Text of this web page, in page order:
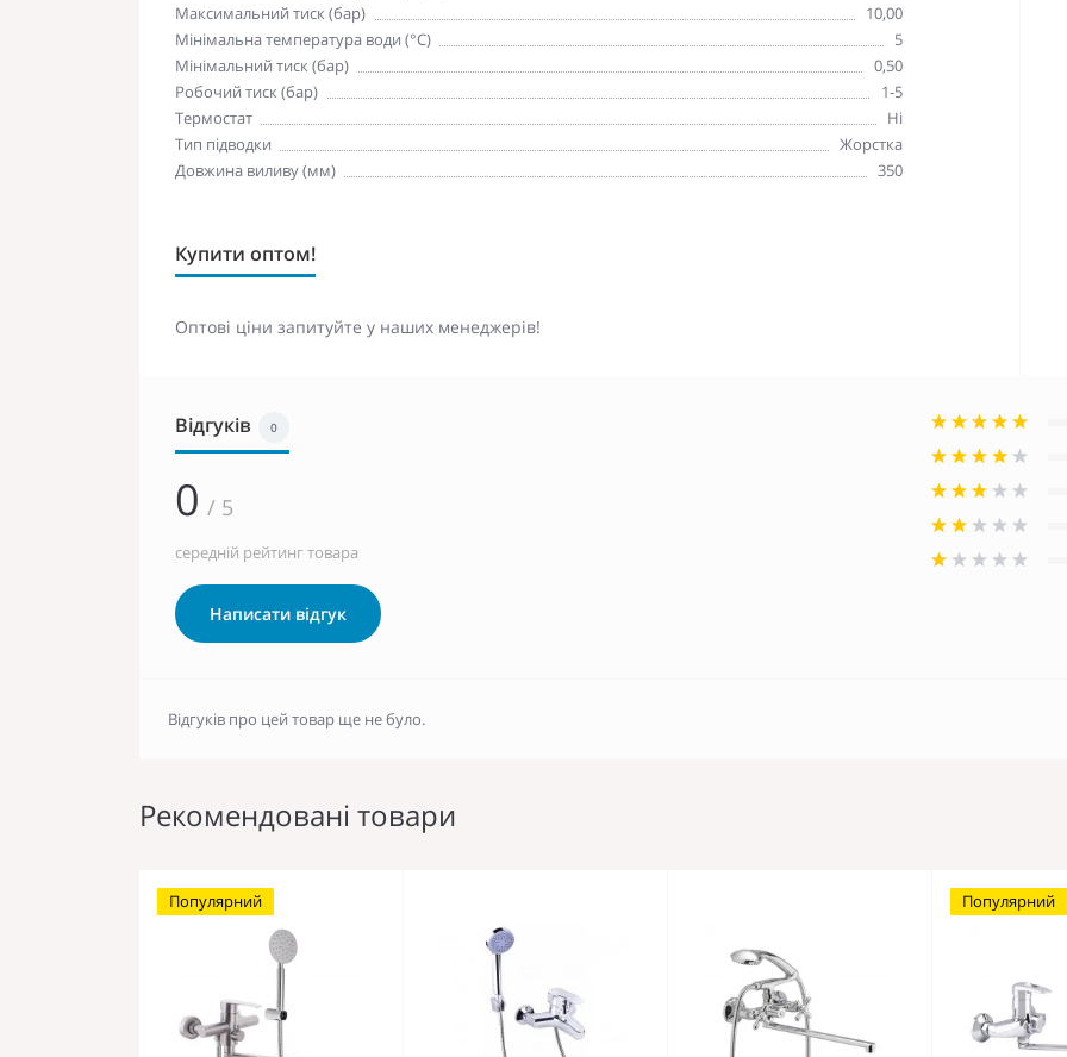
Максимальний тиск (бар)
10,00
Мінімальна температура води (°C)
5
Мінімальний тиск (бар)
0,50
Робочий тиск (бар)
1-5
Термостат
Ні
Тип підводки
Жорстка
Довжина виливу (мм)
350
Купити оптом!
Оптові ціни запитуйте у наших менеджерів!
Відгуків 0
0 / 5
середній рейтинг товара
Написати відгук
Відгуків про цей товар ще не було.
Рекомендовані товари
Популярний Популярний